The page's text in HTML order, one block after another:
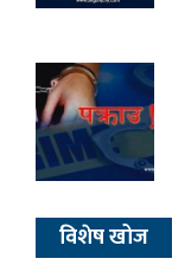
विशेष खोज